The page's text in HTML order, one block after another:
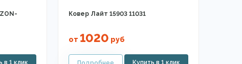
Ковер Лайт 15903 11031
от 1020 руб